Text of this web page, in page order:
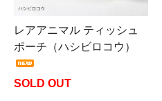
レアアニマル ティッシュ
ポーチ（ハシビロコウ）
SOLD OUT